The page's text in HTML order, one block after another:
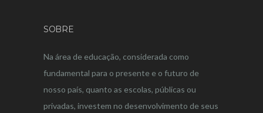
SOBRE
Na área de educação, considerada como
fundamental para o presente e o futuro de
nosso país, quanto as escolas, públicas ou
privadas, investem no desenvolvimento de seus